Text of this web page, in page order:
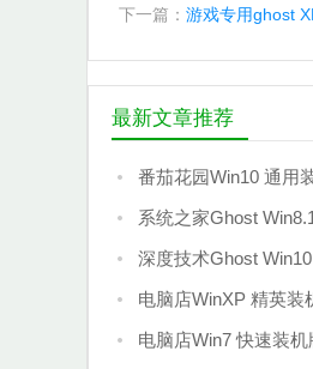
下一篇： 游戏专用ghost
最新文章推荐
番茄花园Win10 通用
系统之家Ghost
深度技术Ghost
电脑店WinXP 精英装
电脑店Win7 快速装